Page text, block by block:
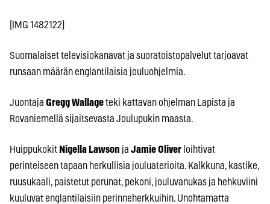
[IMG 1482122]
Suomalaiset televisiokanavat ja suoratoistopalvelut tarjoavat
runsaan määrän englantilaisia jouluohjelmia.
Juontaja Gregg Wallageteki kattavan ohjelman Lapista ja
Rovaniemellä sijaitsevasta Joulupukin maasta.
Huippukokit Nigella Lawson ja Jamie Oliver loihtivat
perinteiseen tapaan herkullisia jouluaterioita. Kalkkuna, kastike,
ruusukaali, paistetut perunat, pekoni, jouluvanukas ja hehkuviini
kuuluvat englantilaisiin perinneherkkuihin. Unohtamatta